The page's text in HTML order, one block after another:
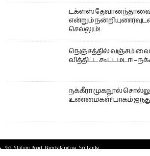
டக்ளஸ் தேவானந்தாவை
என்றும்
செல்லும்!
நெஞ்சத்தில் வஞ்சம்
வித்திட்ட கூட்டமடா! –
நக்கீரா முகநூல்
உண்மைகள்! பாகம் ஐந்து
9/3, Station Road, Bambalapitiya, Sri Lanka.